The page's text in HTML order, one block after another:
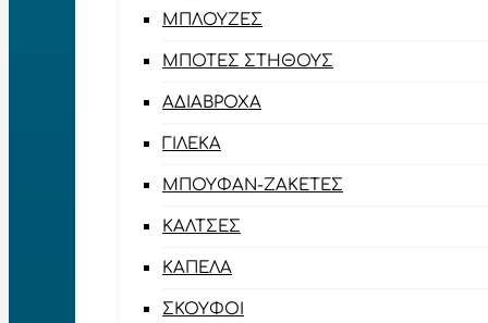
ΜΠΛΟΎΖΕΣ
ΜΠΌΤΕΣ ΣΤΉΘΟΥΣ
ΑΔΙΆΒΡΟΧΑ
ΓΙΛΈΚΑ
ΜΠΟΥΦΆΝ-ΖΑΚΈΤΕΣ
ΚΆΛΤΣΕΣ
ΚΑΠΈΛΑ
ΣΚΟΎΦΟΙ